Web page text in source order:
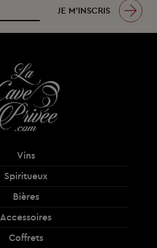
JE M’INSCRIS
Vins
Spiritueux
Bières
Accessoires
Coffrets